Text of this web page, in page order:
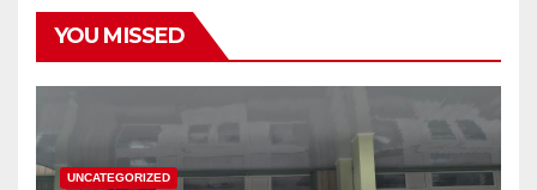
YOU MISSED
UNCATEGORIZED